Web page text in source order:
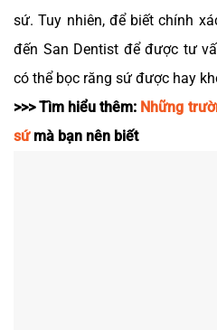
sứ. Tuy nhiên, để biết chính
đến San Dentist để được tư
có thể bọc răng sứ được hay
>>> Tìm hiểu thêm: Những
sứmà bạn nên biết